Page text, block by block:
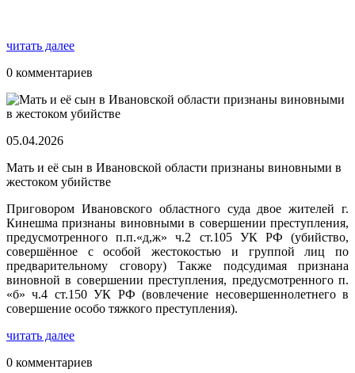
читать далее
0 комментариев
05.04.2026
Мать и её сын в Ивановской области признаны виновными в
жестоком убийстве
Приговором Ивановского областного суда двое жителей г.
Кинешма признаны виновными в совершении преступления,
предусмотренного п.п.«д,ж» ч.2 ст.105 УК РФ (убийство,
совершённое с особой жестокостью и группой лиц по
предварительному сговору) Также подсудимая признана
виновной в совершении преступления, предусмотренного п.
«б» ч.4 ст.150 УК РФ (вовлечение несовершеннолетнего в
совершение особо тяжкого преступления).
читать далее
0 комментариев